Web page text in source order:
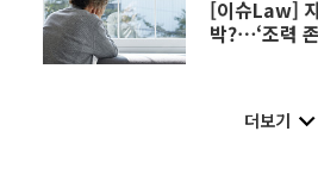
[이슈Law]
박?⋯‘조력
더보기